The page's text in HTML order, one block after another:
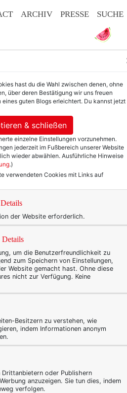
ARCHIV PRESSE SUCHE
For
BEAUTY &
leisen Pfoten:
bei Katzen ist
(Gary Cooper)
Es ist früh, die
ich um 5.30 Uhr geweckt
keinen Aufschub,
Hindernisse sind dafür da,
Türen öffnen kann.
hast du die Wahl zwischen denen, ohne
über deren Bestätigung wir uns freuen
guten Blogs erleichtert. Du kannst jetzt
& schließen
einzelne Einstellungen vorzunehmen.
jederzeit im Fußbereich unserer Website
wieder abwählen. Ausführliche Hinweise
.)
verwendeten Cookies mit Links auf
Details
der Website erforderlich.
Details
um die Benutzerfreundlichkeit zu
zum Speichern von Einstellungen,
Website gemacht hast. Ohne diese
nicht zur Verfügung. Keine
Besitzern zu verstehen, wie
indem Informationen anonym
oder Publishern
anzuzeigen. Sie tun dies, indem
verfolgen.